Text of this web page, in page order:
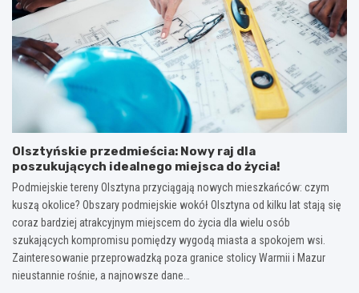
Olsztyńskie przedmieścia: Nowy raj dla
poszukujących idealnego miejsca do życia!
Podmiejskie tereny Olsztyna przyciągają nowych mieszkańców: czym
kuszą okolice? Obszary podmiejskie wokół Olsztyna od kilku lat stają się
coraz bardziej atrakcyjnym miejscem do życia dla wielu osób
szukających kompromisu pomiędzy wygodą miasta a spokojem wsi.
Zainteresowanie przeprowadzką poza granice stolicy Warmii i Mazur
nieustannie rośnie, a najnowsze dane…